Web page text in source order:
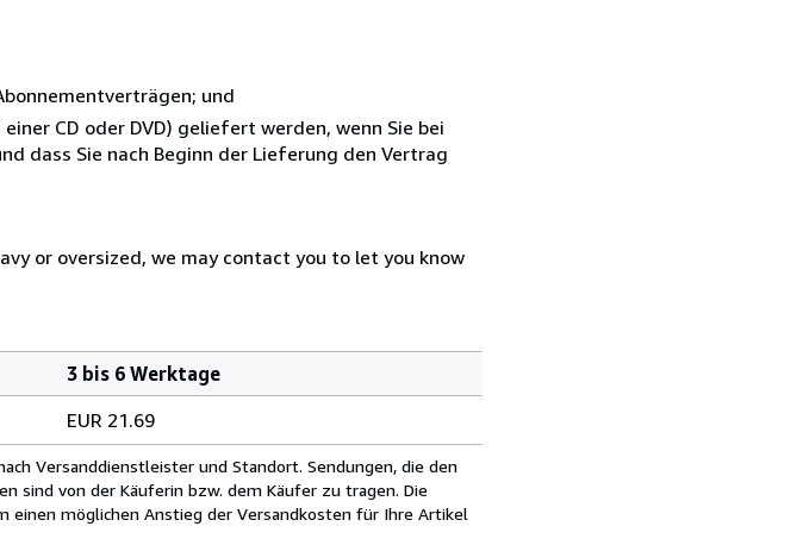
und
CD oder DVD) geliefert werden, wenn Sie bei
dass Sie nach Beginn der Lieferung den Vertrag
or oversized, we may contact you to let you know
3 bis 6 Werktage
EUR 21.69
Versanddienstleister und Standort. Sendungen, die den
sind von der Käuferin bzw. dem Käufer zu tragen. Die
einen möglichen Anstieg der Versandkosten für Ihre Artikel